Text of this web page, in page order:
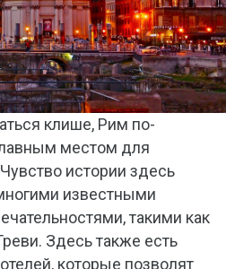
клише, Рим по-
местом для
истории здесь
известными
такими как
Здесь также есть
которые позволят